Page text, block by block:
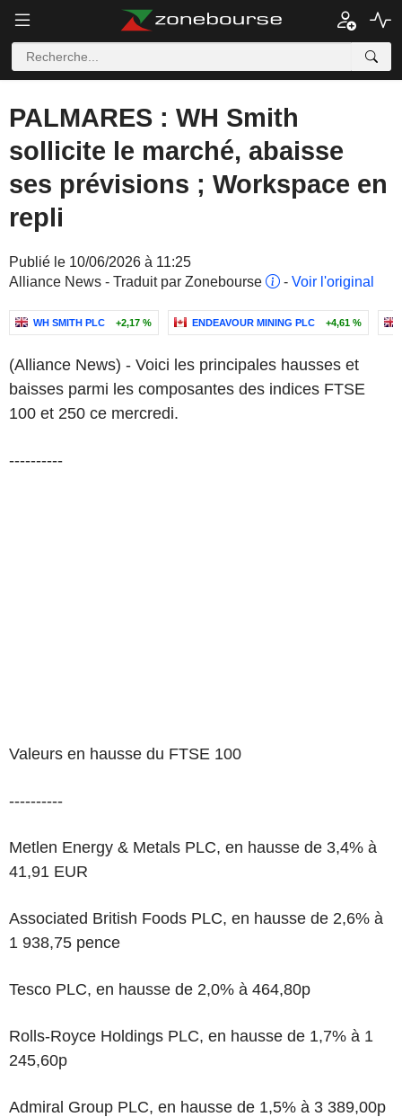
PALMARES : WH Smith
sollicite le marché, abaisse
ses prévisions ; Workspace en
repli
Publié le 10/06/2026 à 11:25
Alliance News - Traduit par Zonebourse
- Voir l'original
WH SMITH PLC +2,17 % ENDEAVOUR MINING PLC +4,61 %
(Alliance News) - Voici les principales hausses et
baisses parmi les composantes des indices FTSE
100 et 250 ce mercredi.
----------
Valeurs en hausse du FTSE 100
----------
Metlen Energy & Metals PLC, en hausse de 3,4% à
41,91 EUR
Associated British Foods PLC, en hausse de 2,6% à
1 938,75 pence
Tesco PLC, en hausse de 2,0% à 464,80p
Rolls-Royce Holdings PLC, en hausse de 1,7% à 1
245,60p
Admiral Group PLC, en hausse de 1,5% à 3 389,00p